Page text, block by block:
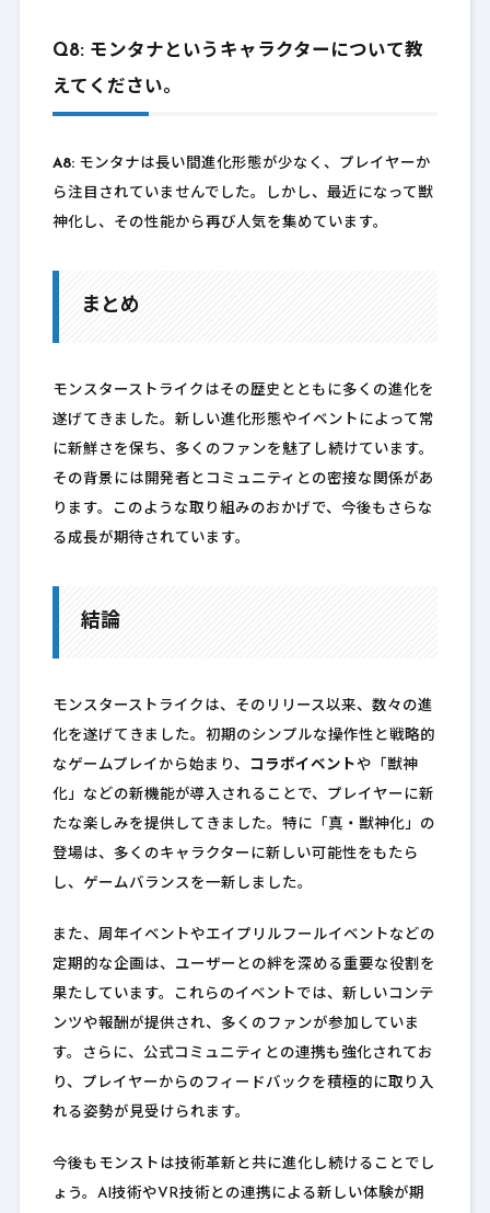
Q8: モンタナというキャラクターについて教
えてください。
A8:モンタナは長い間進化形態が少なく、プレイヤーか
ら注目されていませんでした。しかし、最近になって獣
神化し、その性能から再び人気を集めています。
まとめ
モンスターストライクはその歴史とともに多くの進化を
遂げてきました。新しい進化形態やイベントによって常
に新鮮さを保ち、多くのファンを魅了し続けています。
その背景には開発者とコミュニティとの密接な関係があ
ります。このような取り組みのおかげで、今後もさらな
る成長が期待されています。
結論
モンスターストライクは、そのリリース以来、数々の進
化を遂げてきました。初期のシンプルな操作性と戦略的
なゲームプレイから始まり、 コラボイベントや「獣神
化」などの新機能が導入されることで、プレイヤーに新
たな楽しみを提供してきました。特に「真・獣神化」の
登場は、多くのキャラクターに新しい可能性をもたら
し、ゲームバランスを一新しました。
また、周年イベントやエイプリルフールイベントなどの
定期的な企画は、ユーザーとの絆を深める重要な役割を
果たしています。これらのイベントでは、新しいコンテ
ンツや報酬が提供され、多くのファンが参加していま
す。さらに、公式コミュニティとの連携も強化されてお
り、プレイヤーからのフィードバックを積極的に取り入
れる姿勢が見受けられます。
今後もモンストは技術革新と共に進化し続けることでし
ょう。AI技術やVR技術との連携による新しい体験が期